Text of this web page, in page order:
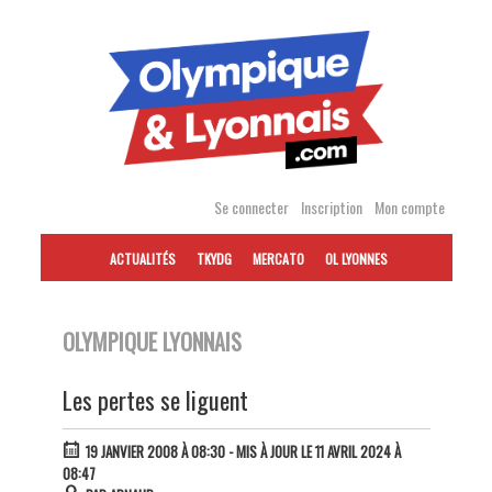
Se connecter Inscription Mon compte
ACTUALITÉS TKYDG MERCATO OL LYONNES
OLYMPIQUE LYONNAIS
Les pertes se liguent
19 JANVIER 2008 À 08:30- MIS À JOUR LE 11 AVRIL 2024 À
08:47